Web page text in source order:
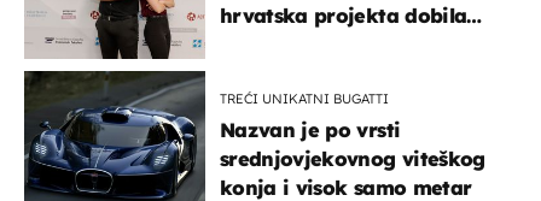
hrvatska projekta dobila
TREĆI UNIKATNI BUGATTI
Nazvan je po vrsti
srednjovjekovnog viteškog
konja i visok samo metar